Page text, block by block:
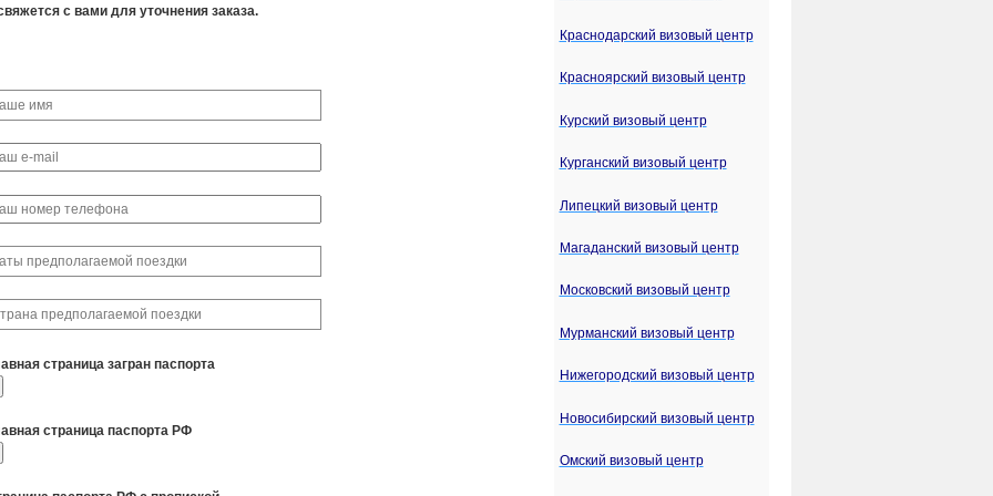
с вами для уточнения заказа.
страница загран паспорта
страница паспорта РФ
Краснодарский визовый центр
Красноярский визовый центр
Курский визовый центр
Курганский визовый центр
Липецкий визовый центр
Магаданский визовый центр
Московский визовый центр
Мурманский визовый центр
Нижегородский визовый центр
Новосибирский визовый центр
Омский визовый центр